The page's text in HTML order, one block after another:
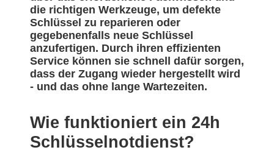
die richtigen Werkzeuge, um defekte
Schlüssel zu reparieren oder
gegebenenfalls neue Schlüssel
anzufertigen. Durch ihren effizienten
Service können sie schnell dafür sorgen,
dass der Zugang wieder hergestellt wird
- und das ohne lange Wartezeiten.
Wie funktioniert ein 24h
Schlüsselnotdienst?